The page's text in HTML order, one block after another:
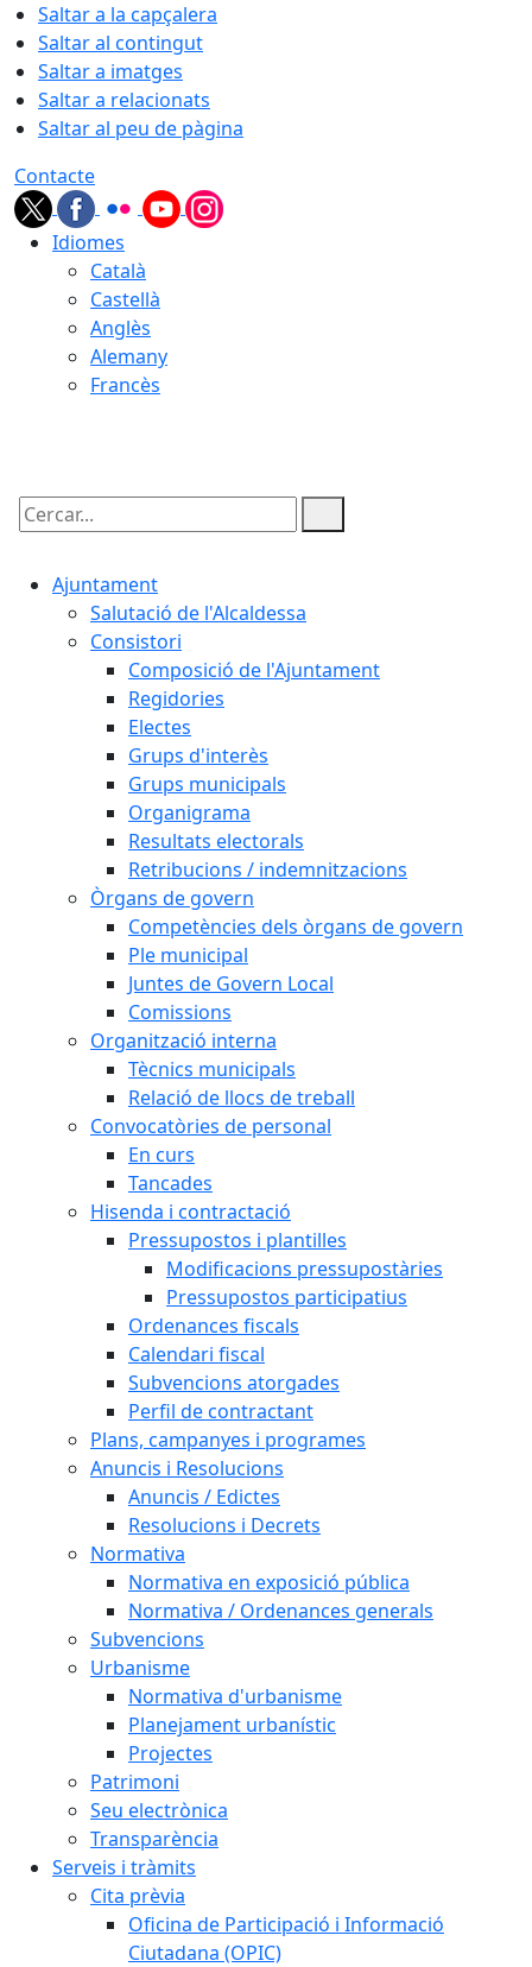
Saltar a la capçalera
Saltar al contingut
Saltar a imatges
Saltar a relacionats
Saltar al peu de pàgina
Contacte
Idiomes
Català
Castellà
Anglès
Alemany
Francès
Cercar:
Ajuntament
Salutació de l'Alcaldessa
Consistori
Composició de l'Ajuntament
Regidories
Electes
Grups d'interès
Grups municipals
Organigrama
Resultats electorals
Retribucions / indemnitzacions
Òrgans de govern
Competències dels òrgans de govern
Ple municipal
Juntes de Govern Local
Comissions
Organització interna
Tècnics municipals
Relació de llocs de treball
Convocatòries de personal
En curs
Tancades
Hisenda i contractació
Pressupostos i plantilles
Modificacions pressupostàries
Pressupostos participatius
Ordenances fiscals
Calendari fiscal
Subvencions atorgades
Perfil de contractant
Plans, campanyes i programes
Anuncis i Resolucions
Anuncis / Edictes
Resolucions i Decrets
Normativa
Normativa en exposició pública
Normativa / Ordenances generals
Subvencions
Urbanisme
Normativa d'urbanisme
Planejament urbanístic
Projectes
Patrimoni
Seu electrònica
Transparència
Serveis i tràmits
Cita prèvia
Oficina de Participació i Informació
Ciutadana (OPIC)